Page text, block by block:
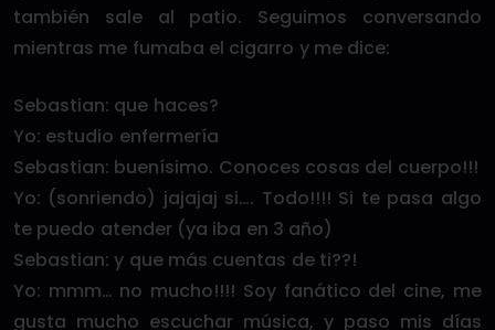
también sale al patio. Seguimos conversando
mientras me fumaba el cigarro y me dice:
Sebastian: que haces?
Yo: estudio enfermería
Sebastian: buenísimo. Conoces cosas del cuerpo!!!
Yo: (sonriendo) jajajaj si…. Todo!!!! Si te pasa algo
te puedo atender (ya iba en 3 año)
Sebastian: y que más cuentas de ti??!
Yo: mmm… no mucho!!!! Soy fanático del cine, me
gusta mucho escuchar música, y paso mis días